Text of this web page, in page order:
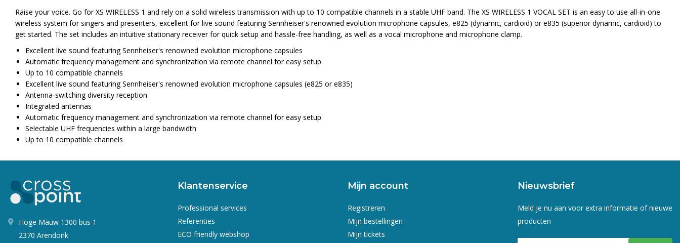
Raise your voice. Go for XS WIRELESS 1 and rely on a solid wireless transmission with up to 10 compatible channels in a stable UHF band. The XS WIRELESS 1 VOCAL SET is an easy to use all-in-one
wireless system for singers and presenters, excellent for live sound featuring Sennheiser's renowned evolution microphone capsules, e825 (dynamic, cardioid) or e835 (superior dynamic, cardioid) to
get started. The set includes an intuitive stationary receiver for quick setup and hassle-free handling, as well as a vocal microphone and microphone clamp.
Excellent live sound featuring Sennheiser's renowned evolution microphone capsules
Automatic frequency management and synchronization via remote channel for easy setup
Up to 10 compatible channels
Excellent live sound featuring Sennheiser's renowned evolution microphone capsules (e825 or e835)
Antenna-switching diversity reception
Integrated antennas
Automatic frequency management and synchronization via remote channel for easy setup
Selectable UHF frequencies within a large bandwidth
Up to 10 compatible channels
Hoge Mauw 1300 bus 1
2370 Arendonk
Klantenservice
Professional services
Referenties
ECO friendly webshop
Mijn account
Registreren
Mijn bestellingen
Mijn tickets
Nieuwsbrief
Meld je nu aan voor extra informatie of nieuwe
producten